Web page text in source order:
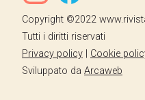
Copyright ©2022
Tutti i diritti riservati
Privacy policy
Cookie
Sviluppato da Arcaweb